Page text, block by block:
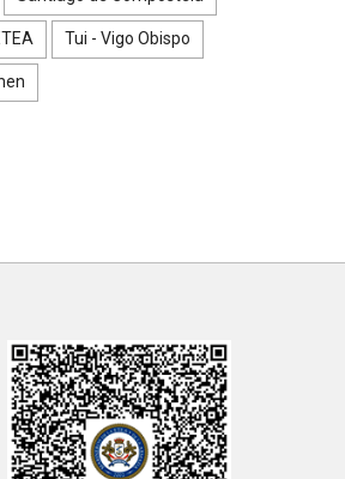
Tui - Vigo Obispo